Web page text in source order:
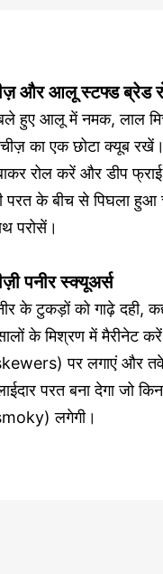
और आलू स्टफ्ड ब्रेड
हुए आलू में नमक, लाल
का एक छोटा क्यूब
रोल करें और डीप
परत के बीच से पिघला हुआ
परोसें।
पनीर स्क्यूअर्स
के टुकड़ों को गाढ़े
के मिश्रण में मैरीनेट
पर लगाएं और
परत बना देगा जो
लगेगी।